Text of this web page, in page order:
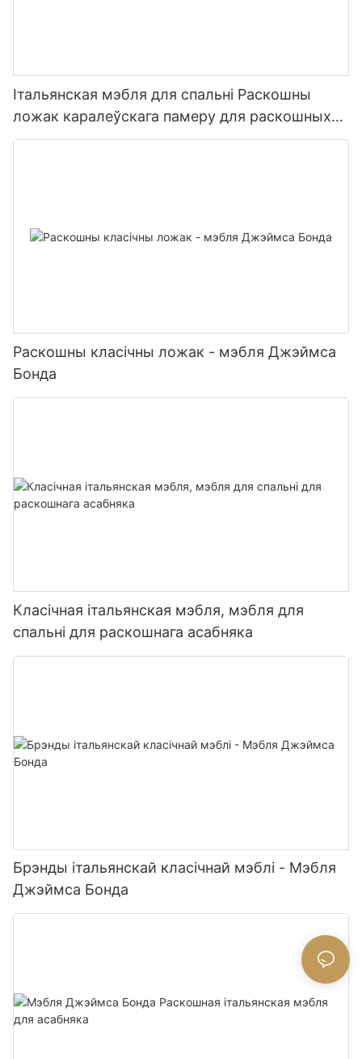
Італьянская мэбля для спальні Раскошны
ложак каралеўскага памеру для раскошных
віл
Раскошны класічны ложак - мэбля Джэймса
Бонда
Класічная італьянская мэбля, мэбля для
спальні для раскошнага асабняка
Брэнды італьянскай класічнай мэблі - Мэбля
Джэймса Бонда